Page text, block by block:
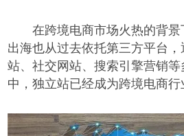
在跨境电商市场火热的背
出海也从过去依托第三方平台，
站、社交网站、搜索引擎营销
中，独立站已经成为跨境电商行